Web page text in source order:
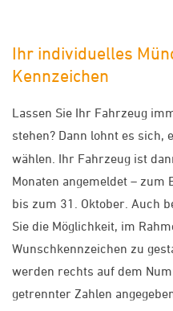
Ihr individuelles
Kennzeichen
Lassen Sie Ihr Fahrzeug
stehen? Dann lohnt es sich,
wählen. Ihr Fahrzeug ist
Monaten angemeldet –
bis zum 31. Oktober. Auch
Sie die Möglichkeit, im
Wunschkennzeichen zu
werden rechts auf dem
getrennter Zahlen